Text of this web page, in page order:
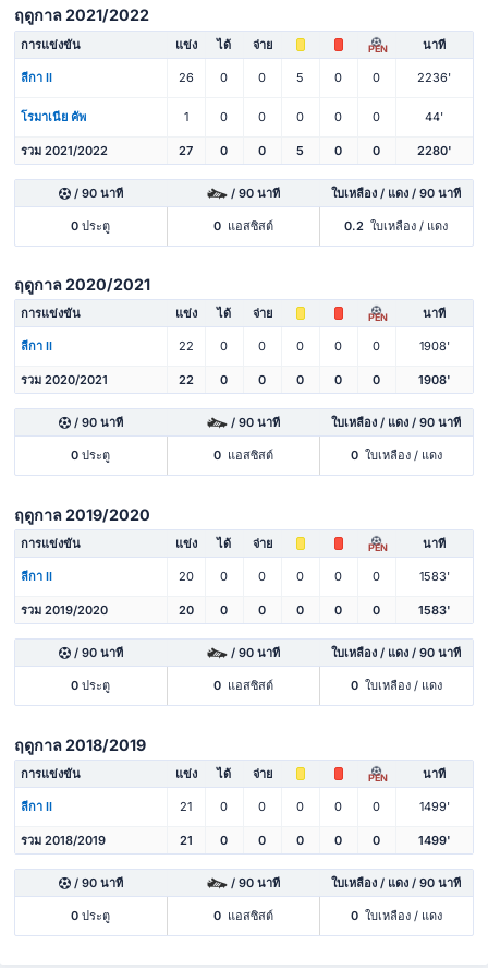
ฤดูกาล 2021/2022
การแข่งขัน แข่ง ได้ จ่าย PEN นาที
ลีกา II 26 0 0 5 0 0 2236'
โรมาเนีย คัพ 1 0 0 0 0 0 44'
รวม 2021/2022 27 0 0 5 0 0 2280'
/ 90 นาที / 90 นาที ใบเหลือง / แดง / 90 นาที
0 ประตู 0 แอสซิสต์ 0.2 ใบเหลือง / แดง
ฤดูกาล 2020/2021
การแข่งขัน แข่ง ได้ จ่าย PEN นาที
ลีกา II 22 0 0 0 0 0 1908'
รวม 2020/2021 22 0 0 0 0 0 1908'
/ 90 นาที / 90 นาที ใบเหลือง / แดง / 90 นาที
0 ประตู 0 แอสซิสต์ 0 ใบเหลือง / แดง
ฤดูกาล 2019/2020
การแข่งขัน แข่ง ได้ จ่าย PEN นาที
ลีกา II 20 0 0 0 0 0 1583'
รวม 2019/2020 20 0 0 0 0 0 1583'
/ 90 นาที / 90 นาที ใบเหลือง / แดง / 90 นาที
0 ประตู 0 แอสซิสต์ 0 ใบเหลือง / แดง
ฤดูกาล 2018/2019
การแข่งขัน แข่ง ได้ จ่าย PEN นาที
ลีกา II 21 0 0 0 0 0 1499'
รวม 2018/2019 21 0 0 0 0 0 1499'
/ 90 นาที / 90 นาที ใบเหลือง / แดง / 90 นาที
0 ประตู 0 แอสซิสต์ 0 ใบเหลือง / แดง